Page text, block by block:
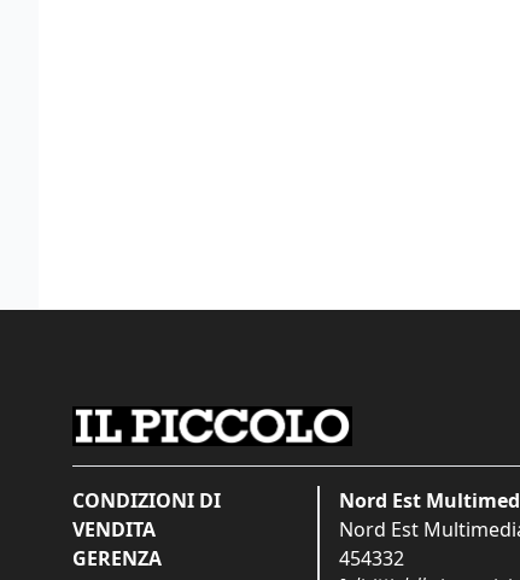
CONDIZIONI DI
VENDITA
GERENZA
Nord Est
Nord Est
454332